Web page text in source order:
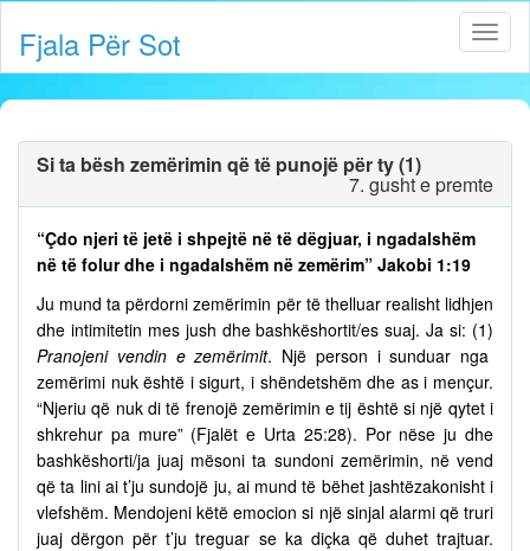
Fjala Për Sot
Si ta bësh zemërimin që të punojë për ty (1)
7. gusht e premte
“Çdo njeri të jetë i shpejtë në të dëgjuar, i ngadalshëm
në të folur dhe i ngadalshëm në zemërim” Jakobi 1:19
Ju mund ta përdorni zemërimin për të thelluar realisht lidhjen
dhe intimitetin mes jush dhe bashkëshortit/es suaj. Ja si: (1)
Pranojeni vendin e zemërimit. Një person i sunduar nga
zemërimi nuk është i sigurt, i shëndetshëm dhe as i mençur.
“Njeriu që nuk di të frenojë zemërimin e tij është si një qytet i
shkrehur pa mure” (Fjalët e Urta 25:28). Por nëse ju dhe
bashkëshorti/ja juaj mësoni ta sundoni zemërimin, në vend
që ta lini ai t’ju sundojë ju, ai mund të bëhet jashtëzakonisht i
vlefshëm. Mendojeni këtë emocion si një sinjal alarmi që truri
juaj dërgon për t’ju treguar se ka diçka që duhet trajtuar.